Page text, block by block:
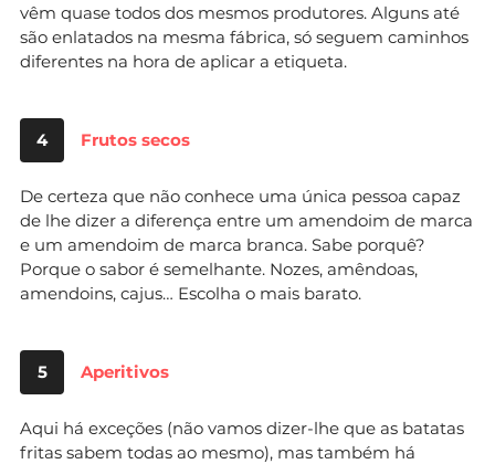
vêm quase todos dos mesmos produtores. Alguns até
são enlatados na mesma fábrica, só seguem caminhos
diferentes na hora de aplicar a etiqueta.
4 Frutos secos
De certeza que não conhece uma única pessoa capaz
de lhe dizer a diferença entre um amendoim de marca
e um amendoim de marca branca. Sabe porquê?
Porque o sabor é semelhante. Nozes, amêndoas,
amendoins, cajus… Escolha o mais barato.
5 Aperitivos
Aqui há exceções (não vamos dizer-lhe que as batatas
fritas sabem todas ao mesmo), mas também há